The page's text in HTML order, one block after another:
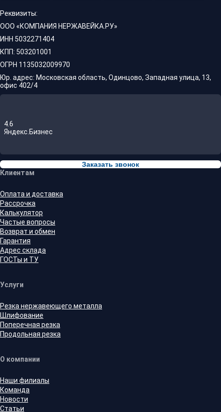
Реквизиты:
ООО «КОМПАНИЯ НЕРЖАВЕЙКА.РУ»
ИНН 5032271404
КПП: 503201001
ОГРН 1135032009970
Юр. адрес: Московская область, Одинцово, Западная улица, 13,
офис 402/4
4.6
Яндекс.Бизнес
Заказать звонок
Клиентам
Оплата и доставка
Рассрочка
Калькулятор
Частые вопросы
Возврат и обмен
Гарантия
Адрес склада
ГОСТы и ТУ
Услуги
Резка нержавеющего металла
Шлифование
Поперечная резка
Продольная резка
О компании
Наши филиалы
Команда
Новости
Статьи